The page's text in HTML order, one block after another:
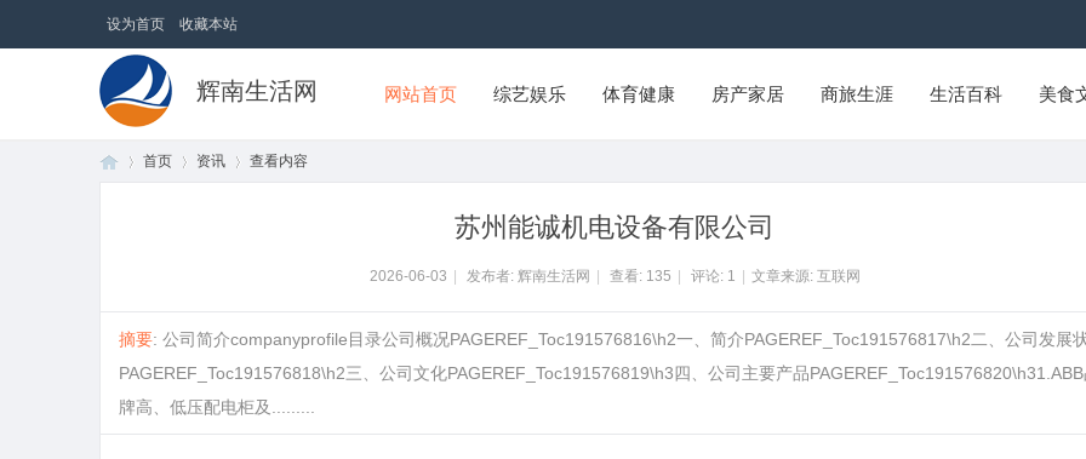
设为首页 收藏本站
辉南生活网 网站首页 综艺娱乐 体育健康 房产家居 商旅生涯 生活百科 美食
首页 资讯 查看内容
苏州能诚机电设备有限公司
2026-06-03 发布者: 辉南生活网 查看: 135 评论: 1 文章来源: 互联网
摘要: 公司简介companyprofile目录公司概况PAGEREF_Toc191576816\h2一、简介PAGEREF_Toc191576817\h2二、公司发展
PAGEREF_Toc191576818\h2三、公司文化PAGEREF_Toc191576819\h3四、公司主要产品
牌高、低压配电柜及.........